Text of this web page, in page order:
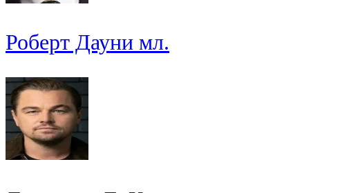
Роберт Дауни мл.